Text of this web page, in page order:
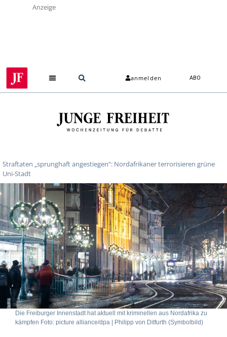
Anzeige
anmelden ABO
Straftaten „sprunghaft angestiegen“: Nordafrikaner terrorisieren grüne
Uni-Stadt
Die Freiburger Innenstadt hat aktuell mit kriminellen aus Nordafrika zu
kämpfen Foto: picture alliance/dpa | Philipp von Ditfurth (Symbolbild)